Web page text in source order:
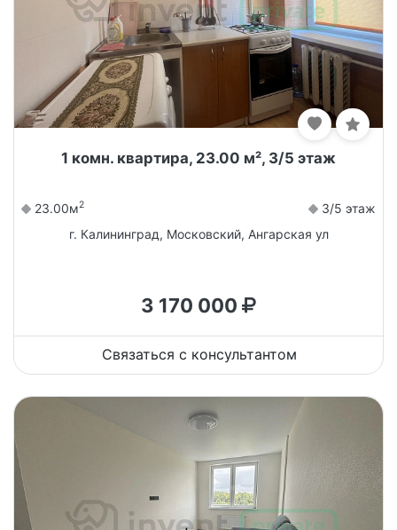
1 комн. квартира, 23.00 м², 3/5 этаж
23.00м2
3/5 этаж
г. Калининград, Московский, Ангарская ул
3 170 000
Связаться с консультантом